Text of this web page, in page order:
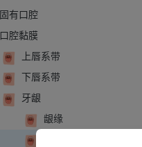
固有口腔
口腔黏膜
上唇系带
下唇系带
牙龈
龈缘
牛：一般解剖学
插画
免費
牛 - 骨学
插画